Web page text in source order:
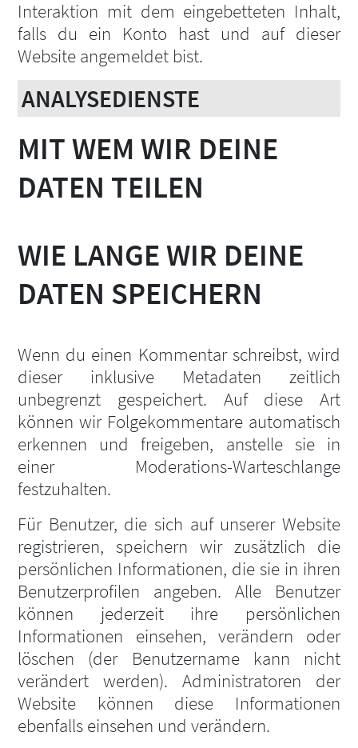
Interaktion mit dem eingebetteten Inhalt,
falls du ein Konto hast und auf dieser
Website angemeldet bist.
ANALYSEDIENSTE
MIT WEM WIR DEINE
DATEN TEILEN
WIE LANGE WIR DEINE
DATEN SPEICHERN
Wenn du einen Kommentar schreibst, wird
dieser inklusive Metadaten zeitlich
unbegrenzt gespeichert. Auf diese Art
können wir Folgekommentare automatisch
erkennen und freigeben, anstelle sie in
einer Moderations-Warteschlange
festzuhalten.
Für Benutzer, die sich auf unserer Website
registrieren, speichern wir zusätzlich die
persönlichen Informationen, die sie in ihren
Benutzerprofilen angeben. Alle Benutzer
können jederzeit ihre persönlichen
Informationen einsehen, verändern oder
löschen (der Benutzername kann nicht
verändert werden). Administratoren der
Website können diese Informationen
ebenfalls einsehen und verändern.